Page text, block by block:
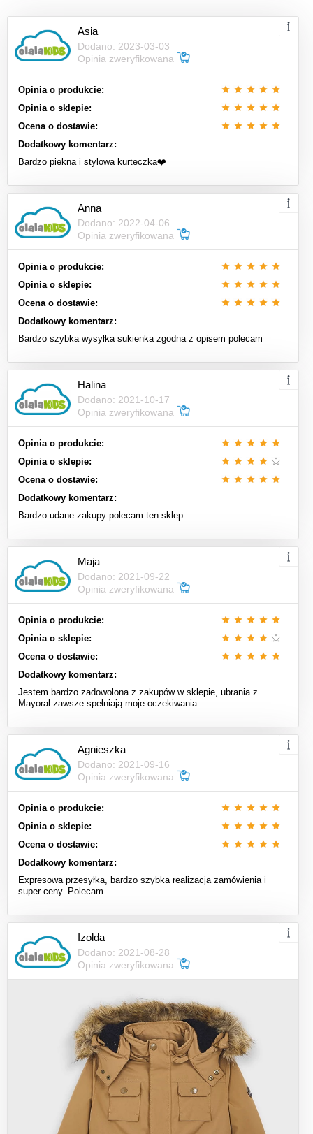
Asia
Dodano: 2023-03-03
Opinia zweryfikowana
Opinia o produkcie:
Opinia o sklepie:
Ocena o dostawie:
Dodatkowy komentarz:
Bardzo piekna i stylowa kurteczka❤️
Anna
Dodano: 2022-04-06
Opinia zweryfikowana
Opinia o produkcie:
Opinia o sklepie:
Ocena o dostawie:
Dodatkowy komentarz:
Bardzo szybka wysyłka sukienka zgodna z opisem polecam
Halina
Dodano: 2021-10-17
Opinia zweryfikowana
Opinia o produkcie:
Opinia o sklepie:
Ocena o dostawie:
Dodatkowy komentarz:
Bardzo udane zakupy polecam ten sklep.
Maja
Dodano: 2021-09-22
Opinia zweryfikowana
Opinia o produkcie:
Opinia o sklepie:
Ocena o dostawie:
Dodatkowy komentarz:
Jestem bardzo zadowolona z zakupów w sklepie, ubrania z
Mayoral zawsze spełniają moje oczekiwania.
Agnieszka
Dodano: 2021-09-16
Opinia zweryfikowana
Opinia o produkcie:
Opinia o sklepie:
Ocena o dostawie:
Dodatkowy komentarz:
Expresowa przesyłka, bardzo szybka realizacja zamówienia i
super ceny. Polecam
Izolda
Dodano: 2021-08-28
Opinia zweryfikowana